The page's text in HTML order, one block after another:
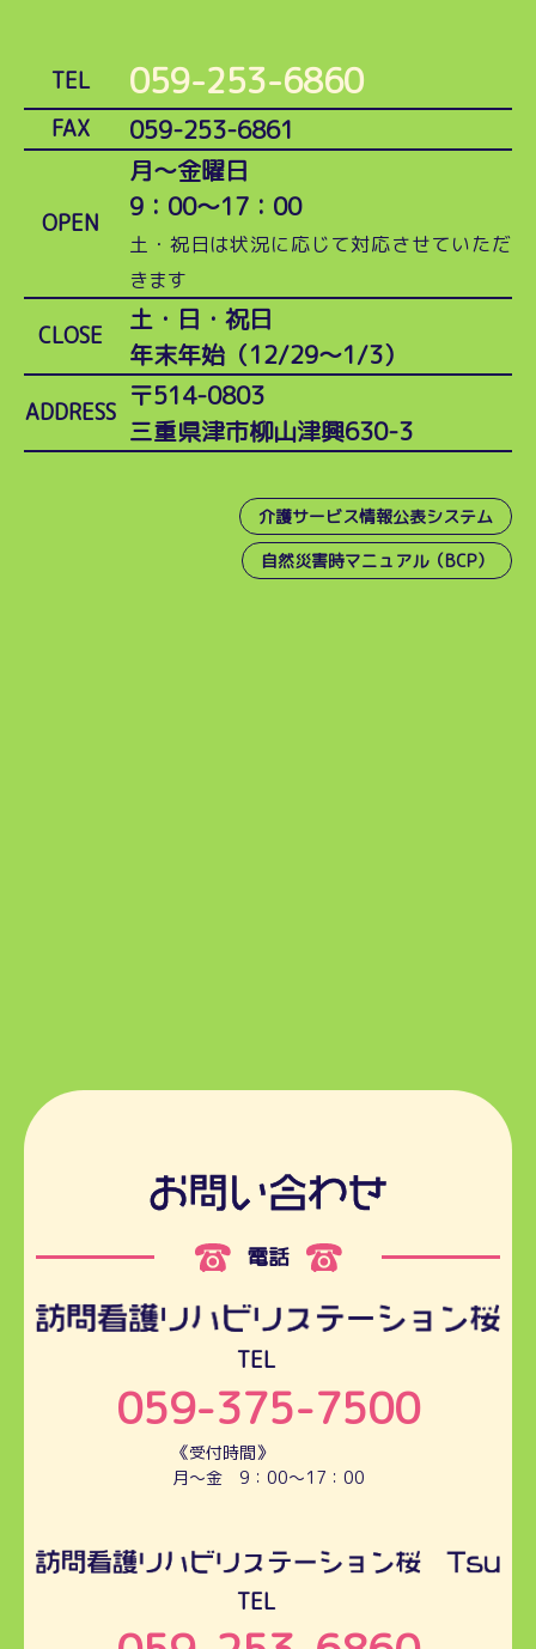
TEL 059-253-6860
FAX 059-253-6861
OPEN
月～金曜日
9：00～17：00
土・祝日は状況に応じて対応させていただ
きます
CLOSE
土・日・祝日
年末年始（12/29～1/3）
ADDRESS
〒514-0803
三重県津市柳山津興630-3
介護サービス情報公表システム
自然災害時マニュアル（BCP）
電話
TEL
059-375-7500
《受付時間》
月～金 9：00～17：00
TEL